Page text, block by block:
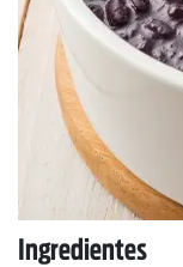
Ingredientes